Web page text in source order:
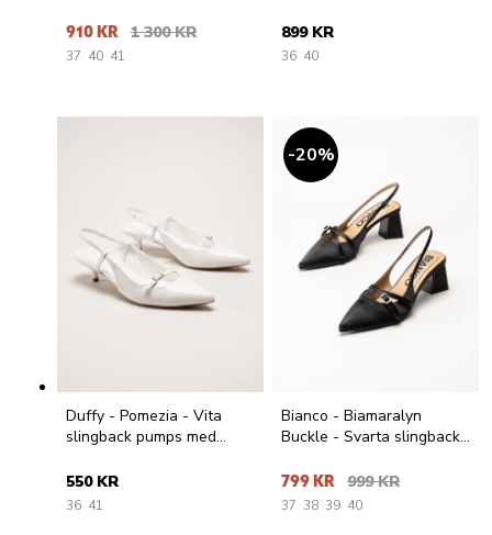
910 KR 1 300 KR
37 40 41
899 KR
36 40
Duffy - Pomezia - Vita
slingback pumps med
550 KR
36 41
20%
Bianco - Biamaralyn
Buckle - Svarta slingback
799 KR 999 KR
37 38 39 40